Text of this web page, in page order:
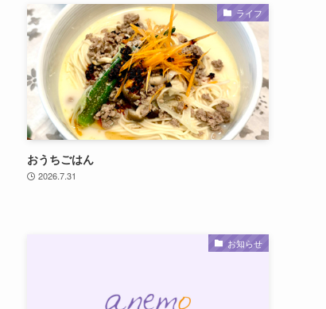
ライフ
おうちごはん
2026.7.31
お知らせ